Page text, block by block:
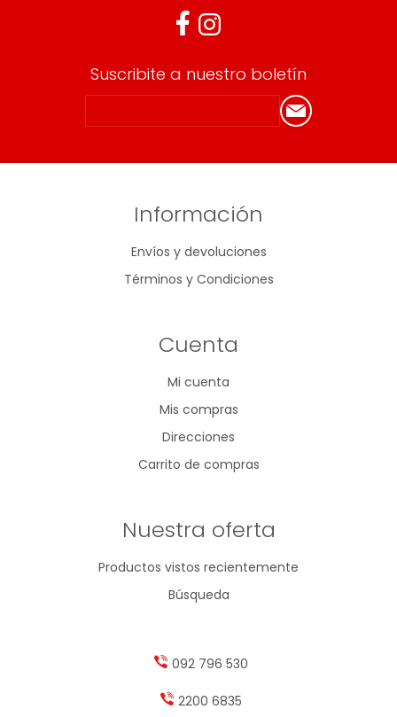
Suscribite a nuestro boletín
Información
Envíos y devoluciones
Términos y Condiciones
Cuenta
Mi cuenta
Mis compras
Direcciones
Carrito de compras
Nuestra oferta
Productos vistos recientemente
Búsqueda
092 796 530
2200 6835